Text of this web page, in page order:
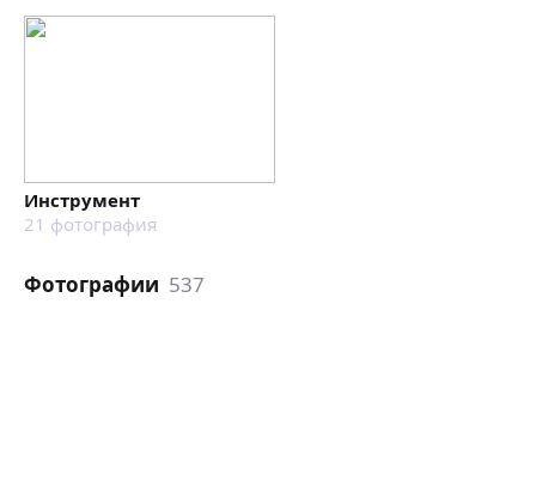
Инструмент
21 фотография
Фотографии 537